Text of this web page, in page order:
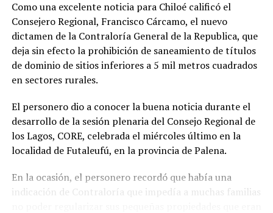
comunidad:«En paralelo, he estado acompañando a
la comunidad en lo que fue su presentación al
concejo municipal, donde ya evaluamos aportar a
este sueño con la futura compra de un terreno que
permita el crecimiento de la escuela y así poder
albergar la enseñanza media que todos anhelamos.»
«Es un orgullo aportar al sueño educativo de esta
comunidad. Desde su equipo profesional han hecho
invaluables aportes a nuestra identidad. Son un
grupo fantástico, con grandes liderazgos que hoy son
nuestro país,»concluyó.
Como una excelente noticia para Chiloé calificó el
Consejero Regional, Francisco Cárcamo, el nuevo
dictamen de la Contraloría General de la Republica, que
deja sin efecto la prohibición de saneamiento de títulos
de dominio de sitios inferiores a 5 mil metros cuadrados
en sectores rurales.
El personero dio a conocer la buena noticia durante el
desarrollo de la sesión plenaria del Consejo Regional de
los Lagos, CORE, celebrada el miércoles último en la
localidad de Futaleufú, en la provincia de Palena.
En la ocasión, el personero recordó que había una
indicación de Contraloría que impedía a muchas familias